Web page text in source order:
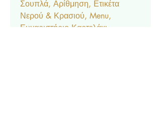
Σουπλά, Αρίθμηση, Ετικέτα
Νερού & Κρασιού, Menu,
Ευχαριστήριο Καρτελάκι,